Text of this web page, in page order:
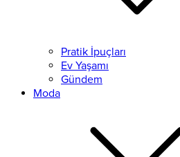
Pratik İpuçları
Ev Yaşamı
Gündem
Moda